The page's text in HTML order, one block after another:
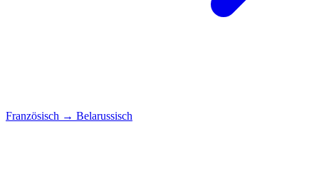
Französisch → Belarussisch